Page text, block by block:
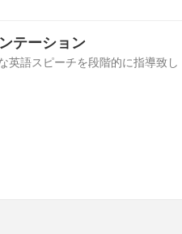
テーション
英語スピーチを段階的に指導致し